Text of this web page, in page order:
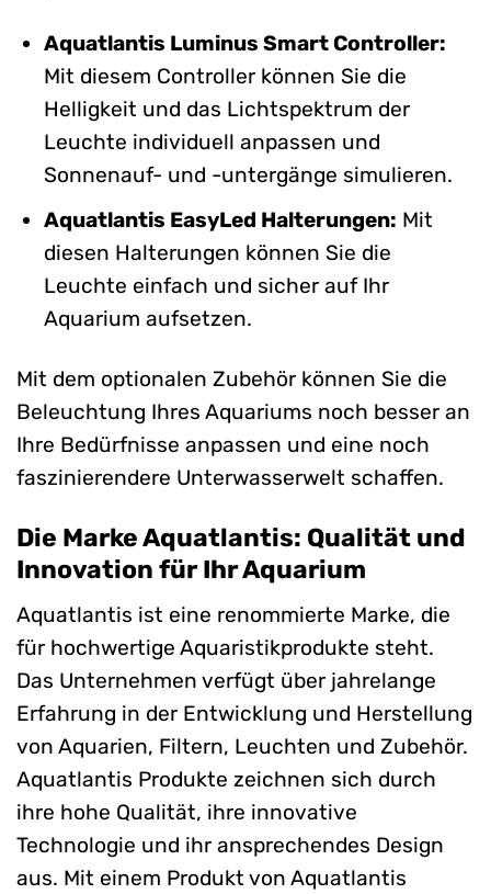
Aquatlantis Luminus Smart Controller:
Mit diesem Controller können Sie die
Helligkeit und das Lichtspektrum der
Leuchte individuell anpassen und
Sonnenauf- und -untergänge simulieren.
Aquatlantis EasyLed Halterungen: Mit
diesen Halterungen können Sie die
Leuchte einfach und sicher auf Ihr
Aquarium aufsetzen.
Mit dem optionalen Zubehör können Sie die
Beleuchtung Ihres Aquariums noch besser an
Ihre Bedürfnisse anpassen und eine noch
faszinierendere Unterwasserwelt schaffen.
Die Marke Aquatlantis: Qualität und
Innovation für Ihr Aquarium
Aquatlantis ist eine renommierte Marke, die
für hochwertige Aquaristikprodukte steht.
Das Unternehmen verfügt über jahrelange
Erfahrung in der Entwicklung und Herstellung
von Aquarien, Filtern, Leuchten und Zubehör.
Aquatlantis Produkte zeichnen sich durch
ihre hohe Qualität, ihre innovative
Technologie und ihr ansprechendes Design
aus. Mit einem Produkt von Aquatlantis